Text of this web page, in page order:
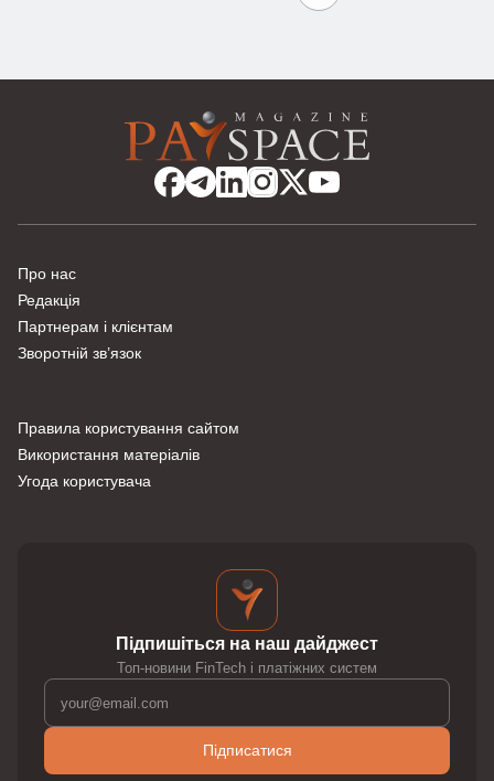
Про нас
Редакція
Партнерам і клієнтам
Зворотній зв’язок
Правила користування сайтом
Використання матеріалів
Угода користувача
Підпишіться на наш дайджест
Топ-новини FinTech і платіжних систем
Підписатися